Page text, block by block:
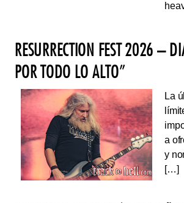
RESURRECTION FEST 2026 –
POR TODO LO ALTO”
La
a
y
[…]